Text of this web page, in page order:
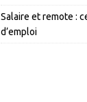
Salaire et remote :
d’emploi